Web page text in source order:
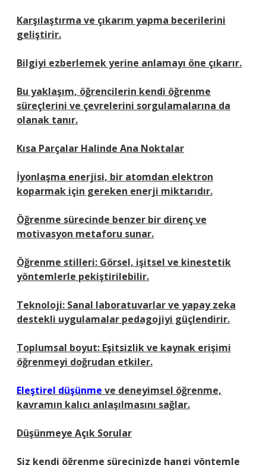
Karşılaştırma ve çıkarım yapma becerilerini
geliştirir.
Bilgiyi ezberlemek yerine anlamayı öne çıkarır.
Bu yaklaşım, öğrencilerin kendi öğrenme
süreçlerini ve çevrelerini sorgulamalarına da
olanak tanır.
Kısa Parçalar Halinde Ana Noktalar
İyonlaşma enerjisi, bir atomdan elektron
koparmak için gereken enerji miktarıdır.
Öğrenme sürecinde benzer bir direnç ve
motivasyon metaforu sunar.
Öğrenme stilleri: Görsel, işitsel ve kinestetik
yöntemlerle pekiştirilebilir.
Teknoloji: Sanal laboratuvarlar ve yapay zeka
destekli uygulamalar pedagojiyi güçlendirir.
Toplumsal boyut: Eşitsizlik ve kaynak erişimi
öğrenmeyi doğrudan etkiler.
Eleştirel düşünme ve deneyimsel öğrenme,
kavramın kalıcı anlaşılmasını sağlar.
Düşünmeye Açık Sorular
Siz kendi öğrenme sürecinizde hangi yöntemle